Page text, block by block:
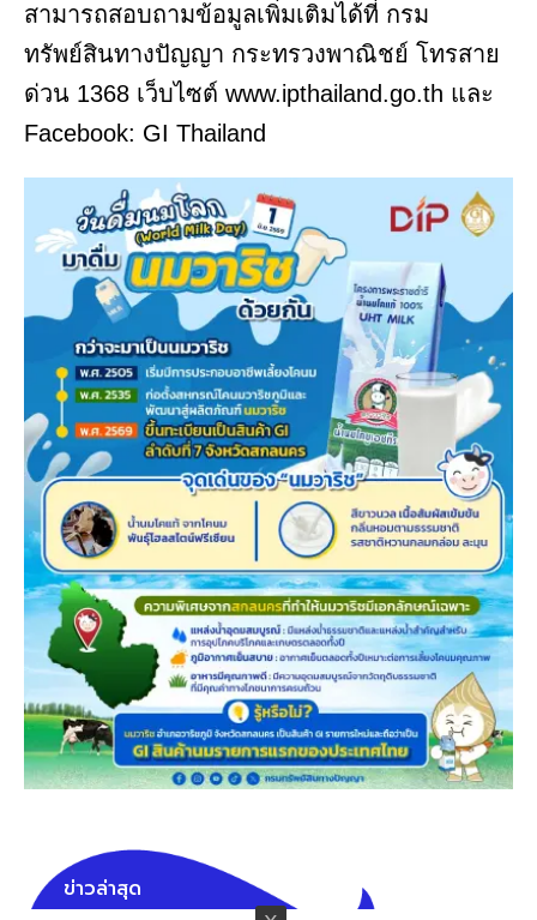
สามารถสอบถามข้อมูลเพิ่มเติมได้ที่ กรม
ทรัพย์สินทางปัญญา กระทรวงพาณิชย์ โทรสาย
ด่วน 1368 เว็บไซต์ www.ipthailand.go.th และ
Facebook: GI Thailand
ข่าวล่าสุด